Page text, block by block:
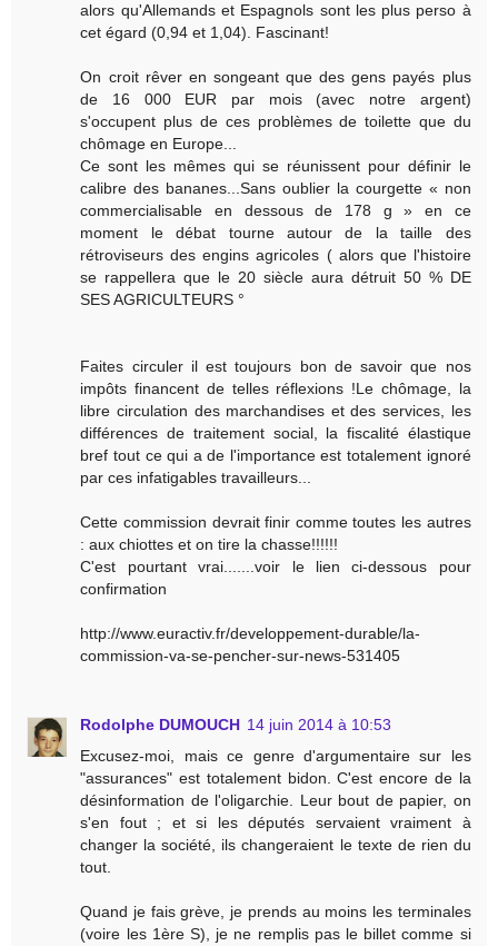
alors qu'Allemands et Espagnols sont les plus perso à
cet égard (0,94 et 1,04). Fascinant!
On croit rêver en songeant que des gens payés plus
de 16 000 EUR par mois (avec notre argent)
s'occupent plus de ces problèmes de toilette que du
chômage en Europe...
Ce sont les mêmes qui se réunissent pour définir le
calibre des bananes...Sans oublier la courgette « non
commercialisable en dessous de 178 g » en ce
moment le débat tourne autour de la taille des
rétroviseurs des engins agricoles ( alors que l'histoire
se rappellera que le 20 siècle aura détruit 50 % DE
SES AGRICULTEURS °
Faites circuler il est toujours bon de savoir que nos
impôts financent de telles réflexions !Le chômage, la
libre circulation des marchandises et des services, les
différences de traitement social, la fiscalité élastique
bref tout ce qui a de l'importance est totalement ignoré
par ces infatigables travailleurs...
Cette commission devrait finir comme toutes les autres
: aux chiottes et on tire la chasse!!!!!!
C'est pourtant vrai.......voir le lien ci-dessous pour
confirmation
http://www.euractiv.fr/developpement-durable/la-
commission-va-se-pencher-sur-news-531405
Rodolphe DUMOUCH 14 juin 2014 à 10:53
Excusez-moi, mais ce genre d'argumentaire sur les
"assurances" est totalement bidon. C'est encore de la
désinformation de l'oligarchie. Leur bout de papier, on
s'en fout ; et si les députés servaient vraiment à
changer la société, ils changeraient le texte de rien du
tout.
Quand je fais grève, je prends au moins les terminales
(voire les 1ère S), je ne remplis pas le billet comme si